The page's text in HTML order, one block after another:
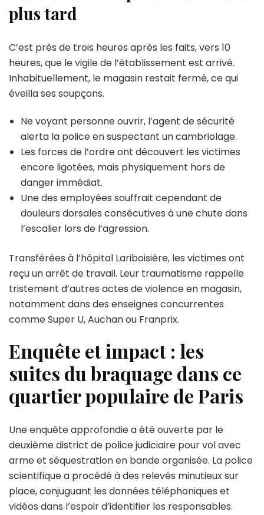
plus tard
C’est près de trois heures après les faits, vers 10
heures, que le vigile de l’établissement est arrivé.
Inhabituellement, le magasin restait fermé, ce qui
éveilla ses soupçons.
Ne voyant personne ouvrir, l’agent de sécurité
alerta la police en suspectant un cambriolage.
Les forces de l’ordre ont découvert les victimes
encore ligotées, mais physiquement hors de
danger immédiat.
Une des employées souffrait cependant de
douleurs dorsales consécutives à une chute dans
l’escalier lors de l’agression.
Transférées à l’hôpital Lariboisière, les victimes ont
reçu un arrêt de travail. Leur traumatisme rappelle
tristement d’autres actes de violence en magasin,
notamment dans des enseignes concurrentes
comme Super U, Auchan ou Franprix.
Enquête et impact : les
suites du braquage dans ce
quartier populaire de Paris
Une enquête approfondie a été ouverte par le
deuxième district de police judiciaire pour vol avec
arme et séquestration en bande organisée. La police
scientifique a procédé à des relevés minutieux sur
place, conjuguant les données téléphoniques et
vidéos dans l’espoir d’identifier les responsables.